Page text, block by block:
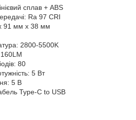
сплав + ABS
Ra 97 CRI
91 мм x 38 мм
2800-5500K
160LM
80
5 Вт
5 В
Type-C to USB